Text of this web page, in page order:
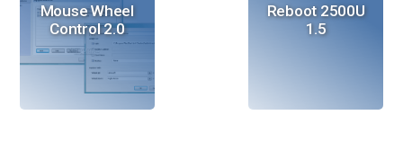
Mouse Wheel
Control 2.0
Reboot 2500U
1.5